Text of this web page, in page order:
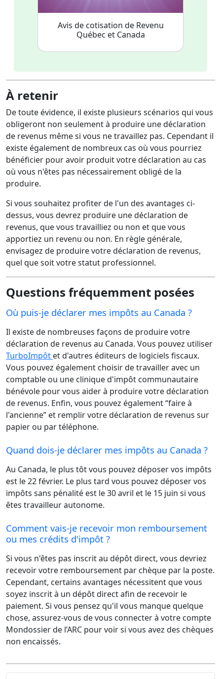
Avis de cotisation de Revenu
Québec et Canada
À retenir
De toute évidence, il existe plusieurs scénarios qui vous
obligeront non seulement à produire une déclaration
de revenus même si vous ne travaillez pas. Cependant il
existe également de nombreux cas où vous pourriez
bénéficier pour avoir produit votre déclaration au cas
où vous n'êtes pas nécessairement obligé de la
produire.
Si vous souhaitez profiter de l'un des avantages ci-
dessus, vous devrez produire une déclaration de
revenus, que vous travailliez ou non et que vous
apportiez un revenu ou non. En règle générale,
envisagez de produire votre déclaration de revenus,
quel que soit votre statut professionnel.
Questions fréquemment posées
Où puis-je déclarer mes impôts au Canada ?
Il existe de nombreuses façons de produire votre
déclaration de revenus au Canada. Vous pouvez utiliser
TurboImpôt et d'autres éditeurs de logiciels fiscaux.
Vous pouvez également choisir de travailler avec un
comptable ou une clinique d'impôt communautaire
bénévole pour vous aider à produire votre déclaration
de revenus. Enfin, vous pouvez également “faire à
l'ancienne” et remplir votre déclaration de revenus sur
papier ou par téléphone.
Quand dois-je déclarer mes impôts au Canada ?
Au Canada, le plus tôt vous pouvez déposer vos impôts
est le 22 février. Le plus tard vous pouvez déposer vos
impôts sans pénalité est le 30 avril et le 15 juin si vous
êtes travailleur autonome.
Comment vais-je recevoir mon remboursement
ou mes crédits d'impôt ?
Si vous n'êtes pas inscrit au dépôt direct, vous devriez
recevoir votre remboursement par chèque par la poste.
Cependant, certains avantages nécessitent que vous
soyez inscrit à un dépôt direct afin de recevoir le
paiement. Si vous pensez qu'il vous manque quelque
chose, assurez-vous de vous connecter à votre compte
Mondossier de l’ARC pour voir si vous avez des chèques
non encaissés.